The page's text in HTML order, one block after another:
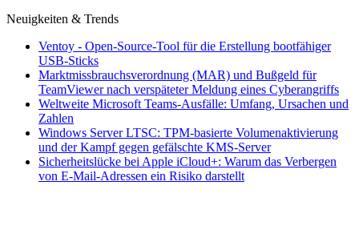
Neuigkeiten & Trends
Ventoy - Open-Source-Tool für die Erstellung bootfähiger
USB-Sticks
Marktmissbrauchsverordnung (MAR) und Bußgeld für
TeamViewer nach verspäteter Meldung eines Cyberangriffs
Weltweite Microsoft Teams-Ausfälle: Umfang, Ursachen und
Zahlen
Windows Server LTSC: TPM-basierte Volumenaktivierung
und der Kampf gegen gefälschte KMS-Server
Sicherheitslücke bei Apple iCloud+: Warum das Verbergen
von E-Mail-Adressen ein Risiko darstellt